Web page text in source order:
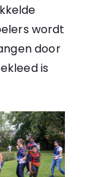
wordt
door
is